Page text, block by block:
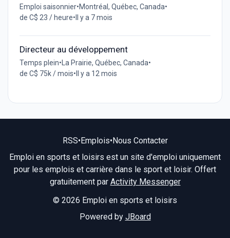
Emploi saisonnier•Montréal, Québec, Canada•
de C$ 23 / heure• Il y a 7 mois
Directeur au développement
Temps plein• La Prairie, Québec, Canada•
de C$ 75k / mois• Il y a 12 mois
RSS• Emplois• Nous Contacter
Emploi en sports et loisirs est un site d'emploi uniquement
pour les emplois et carrière dans le sport et loisir. Offert
gratuitement par Activity Messenger
© 2026 Emploi en sports et loisirs
Powered by JBoard